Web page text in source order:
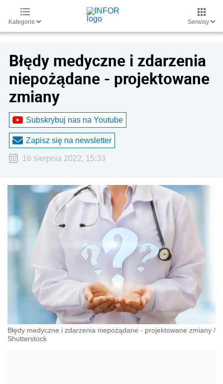
Kategorie Serwisy
Błędy medyczne i zdarzenia
niepożądane - projektowane
zmiany
Subskrybuj nas na Youtube
Zapisz się na newsletter
16 sierpnia 2022, 15:33
Błędy medyczne i zdarzenia niepożądane - projektowane zmiany /
Shutterstock